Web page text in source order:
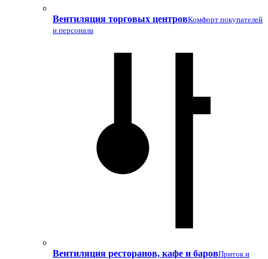
Вентиляция торговых центровКомфорт покупателей
и персонала
Вентиляция ресторанов, кафе и баровПриток и